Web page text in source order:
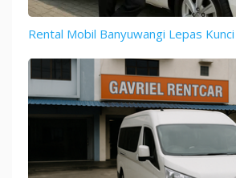
Rental Mobil Banyuwangi Lepas